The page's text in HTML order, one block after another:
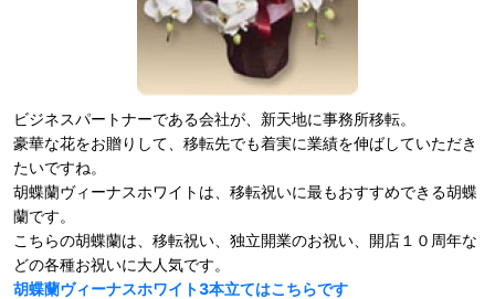
ビジネスパートナーである会社が、新天地に事務所移転。
豪華な花をお贈りして、移転先でも着実に業績を伸ばしていただき
たいですね。
胡蝶蘭ヴィーナスホワイトは、移転祝いに最もおすすめできる胡蝶
蘭です。
こちらの胡蝶蘭は、移転祝い、独立開業のお祝い、開店１０周年な
どの各種お祝いに大人気です。
胡蝶蘭ヴィーナスホワイト3本立てはこちらです